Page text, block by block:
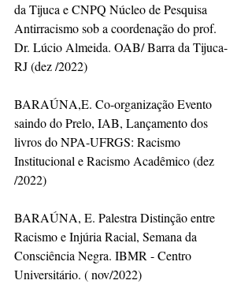
da Tijuca e CNPQ Núcleo de Pesquisa
Antirracismo sob a coordenação do prof.
Dr. Lúcio Almeida. OAB/ Barra da Tijuca-
RJ (dez /2022)
BARAÚNA,E. Co-organização Evento
saindo do Prelo, IAB, Lançamento dos
livros do NPA-UFRGS: Racismo
Institucional e Racismo Acadêmico (dez
/2022)
BARAÚNA, E. Palestra Distinção entre
Racismo e Injúria Racial, Semana da
Consciência Negra. IBMR - Centro
Universitário. ( nov/2022)